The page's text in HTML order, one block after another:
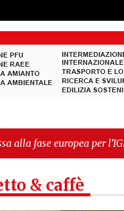
per l’IGP" -"Hudson
& caffè